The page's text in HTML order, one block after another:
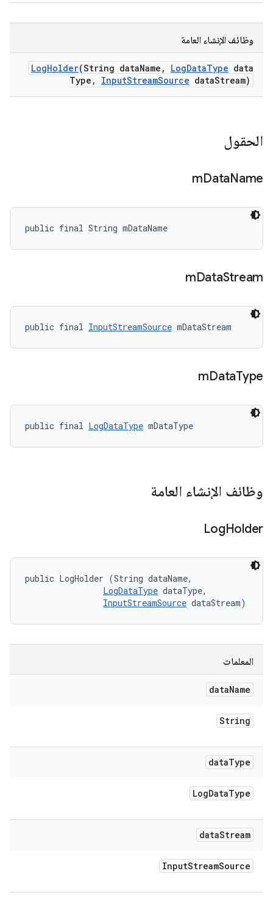
وظائف الإنشاء العامة
LogHolder(String dataName , LogDataType data
Type , InputStreamSource dataStream)
الحقول
mDataName
public final String mDataName
mDataStream
public final InputStreamSource mDataStream
mDataType
public final LogDataType mDataType
وظائف الإنشاء العامة
LogHolder
public LogHolder (String dataName,
LogDataType dataType,
InputStreamSource dataStream)
المعلمات
dataName
String
dataType
LogDataType
dataStream
InputStreamSource